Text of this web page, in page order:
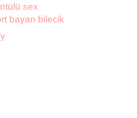
sex
bayan bilecik